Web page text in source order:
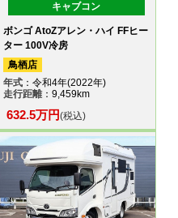
キャブコン
ボンゴ AtoZアレン・ハイ FFヒー
ター 100V冷房
鳥栖店
年式：令和4年(2022年)
走行距離：9,459km
632.5万円(税込)